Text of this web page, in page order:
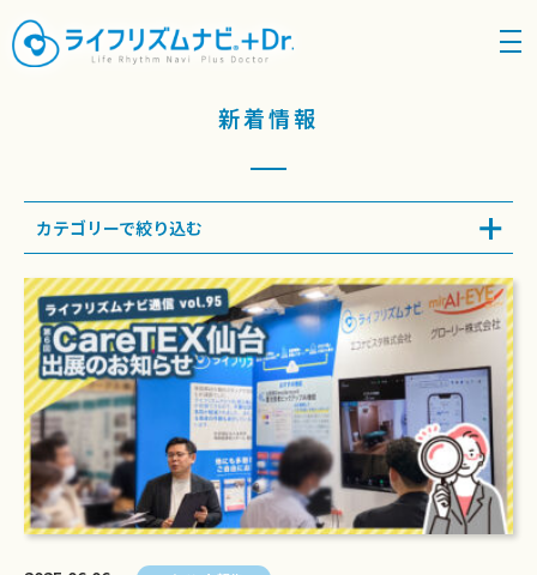
density_medium
新着情報
カテゴリーで絞り込む
お知らせ
メンテナンス情報
プレスリリース
メディア掲載
イベント関連